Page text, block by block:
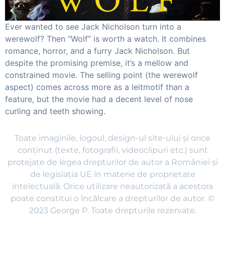
Ever wanted to see Jack Nicholson turn into a
werewolf? Then “Wolf” is worth a watch. It combines
romance, horror, and a furry Jack Nicholson. But
despite the promising premise, it’s a mellow and
constrained movie. The selling point (the werewolf
aspect) comes across more as a leitmotif than a
feature, but the movie had a decent level of nose
curling and teeth showing.
Toate imaginile, logoul, design-ul site-ului și orice
conținut (texte, fotografii, videoclipuri etc.) sunt
protejate de legea drepturilor de autor a României și
de legislația UE în materie de proprietate
intelectuală. Orice utilizare neautorizată a acestora
poate constitui o încălcare a drepturilor de autor. ©
2023 George P. Toate drepturile rezervate.